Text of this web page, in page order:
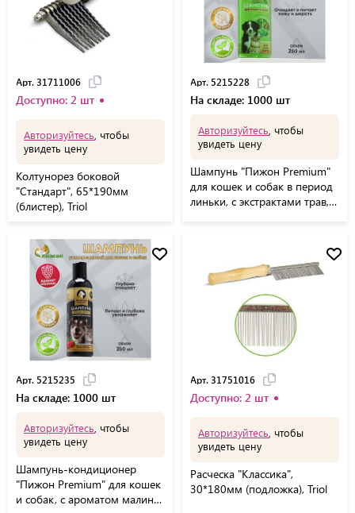
Арт. 31711006
Доступно: 2 шт
Авторизуйтесь , чтобы
увидеть цену
Колтунорез боковой
"Стандарт", 65*190мм
(блистер), Triol
Арт. 5215228
На складе: 1000 шт
Авторизуйтесь , чтобы
увидеть цену
Шампунь "Пижон Premium"
для кошек и собак в период
линьки, с экстрактами трав,
Арт. 5215235
На складе: 1000 шт
Авторизуйтесь , чтобы
увидеть цену
Шампунь-кондиционер
"Пижон Premium" для кошек
и собак, с ароматом малины,
Арт. 31751016
Доступно: 2 шт
Авторизуйтесь , чтобы
увидеть цену
Расческа "Классика",
30*180мм (подложка), Triol